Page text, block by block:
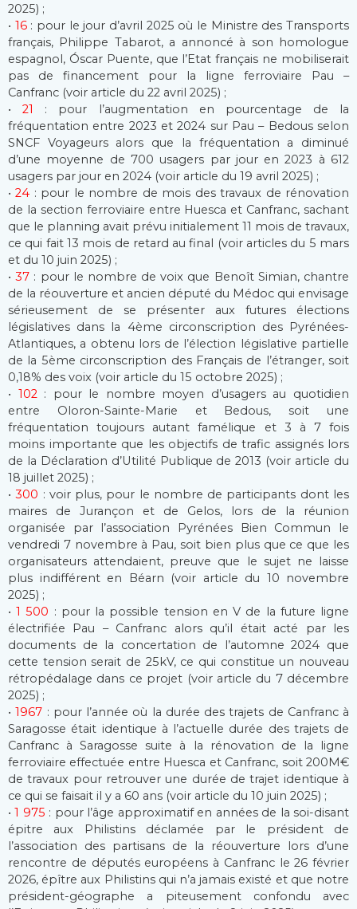
2025) ;
• 16: pour le jour d’avril 2025 où le Ministre des Transports
français, Philippe Tabarot, a annoncé à son homologue
espagnol, Óscar Puente, que l’Etat français ne mobiliserait
pas de financement pour la ligne ferroviaire Pau –
Canfranc (voir article du 22 avril 2025) ;
•21
: pour l’augmentation en pourcentage de la
fréquentation entre 2023 et 2024 sur Pau – Bedous selon
SNCF Voyageurs alors que la fréquentation a diminué
d’une moyenne de 700 usagers par jour en 2023 à 612
usagers par jour en 2024 (voir article du 19 avril 2025) ;
•24 : pour le nombre de mois des travaux de rénovation
de la section ferroviaire entre Huesca et Canfranc, sachant
que le planning avait prévu initialement 11 mois de travaux,
ce qui fait 13 mois de retard au final (voir articles du 5 mars
et du 10 juin 2025) ;
•37 : pour le nombre de voix que Benoît Simian, chantre
de la réouverture et ancien député du Médoc qui envisage
sérieusement de se présenter aux futures élections
législatives dans la 4ème circonscription des Pyrénées-
Atlantiques, a obtenu lors de l’élection législative partielle
de la 5ème circonscription des Français de l’étranger, soit
0,18% des voix (voir article du 15 octobre 2025) ;
• 102: pour le nombre moyen d’usagers au quotidien
entre Oloron-Sainte-Marie et Bedous, soit une
fréquentation toujours autant famélique et 3 à 7 fois
moins importante que les objectifs de trafic assignés lors
de la Déclaration d’Utilité Publique de 2013 (voir article du
18 juillet 2025) ;
•300 : voir plus, pour le nombre de participants dont les
maires de Jurançon et de Gelos, lors de la réunion
organisée par l’association Pyrénées Bien Commun le
vendredi 7 novembre à Pau, soit bien plus que ce que les
organisateurs attendaient, preuve que le sujet ne laisse
plus indifférent en Béarn (voir article du 10 novembre
2025) ;
•1 500 : pour la possible tension en V de la future ligne
électrifiée Pau – Canfranc alors qu’il était acté par les
documents de la concertation de l’automne 2024 que
cette tension serait de 25kV, ce qui constitue un nouveau
rétropédalage dans ce projet (voir article du 7 décembre
2025) ;
•1967 : pour l’année où la durée des trajets de Canfranc à
Saragosse était identique à l’actuelle durée des trajets de
Canfranc à Saragosse suite à la rénovation de la ligne
ferroviaire effectuée entre Huesca et Canfranc, soit 200M€
de travaux pour retrouver une durée de trajet identique à
ce qui se faisait il y a 60 ans (voir article du 10 juin 2025) ;
•1 975 : pour l’âge approximatif en années de la soi-disant
épitre aux Philistins déclamée par le président de
l’association des partisans de la réouverture lors d’une
rencontre de députés européens à Canfranc le 26 février
2026, épître aux Philistins qui n’a jamais existé et que notre
président-géographe a piteusement confondu avec